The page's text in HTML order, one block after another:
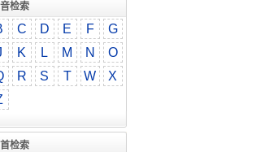
检索
C D E F
G
K L M N
O
R S T W
X
检索